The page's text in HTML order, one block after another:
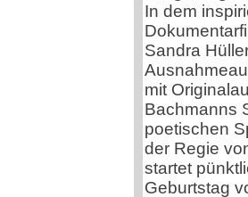
In dem
Sandra
mit
Bachmanns
poetischen
der Regie
startet
Geburtstag